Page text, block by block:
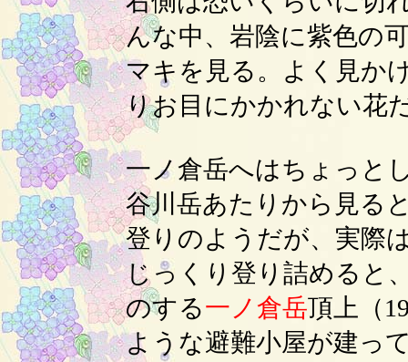
んな中、岩陰に紫色の
マキを見る。よく見か
りお目にかかれない花
一ノ倉岳へはちょっと
谷川岳あたりから見る
登りのようだが、実際
じっくり登り詰めると
のする一ノ倉岳頂上（
ような避難小屋が建っ